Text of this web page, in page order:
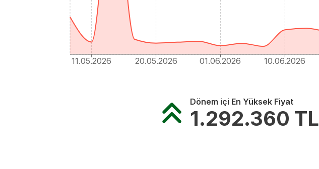
11.05.2026 20.05.2026 01.06.2026 10.06.2026
Dönem içi En Yüksek Fiyat
1.292.360 TL